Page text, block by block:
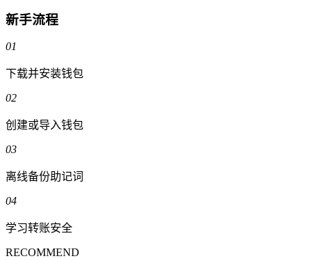
新手流程
01
下载并安装钱包
02
创建或导入钱包
03
离线备份助记词
04
学习转账安全
RECOMMEND